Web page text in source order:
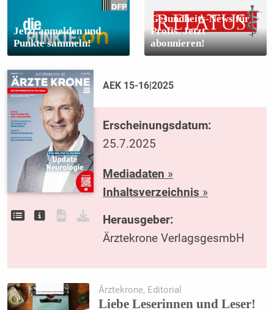
Jetzt anmelden und
Punkte sammeln!
Gesundheits-News für
Profis. Jetzt
abonnieren!
AEK 15-16|2025
Erscheinungsdatum:
25.7.2025
Mediadaten »
Inhaltsverzeichnis »
Herausgeber:
Ärztekrone VerlagsgesmbH
Ärztekrone, Editorial
Liebe Leserinnen und Leser!